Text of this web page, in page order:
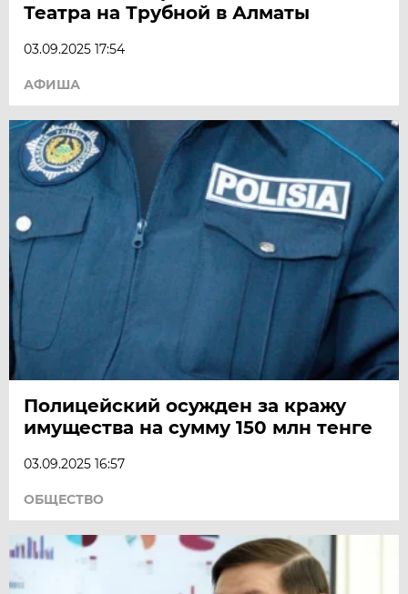
Театра на Трубной в Алматы
03.09.2025 17:54
АФИША
Полицейский осужден за кражу
имущества на сумму 150 млн тенге
03.09.2025 16:57
ОБЩЕСТВО